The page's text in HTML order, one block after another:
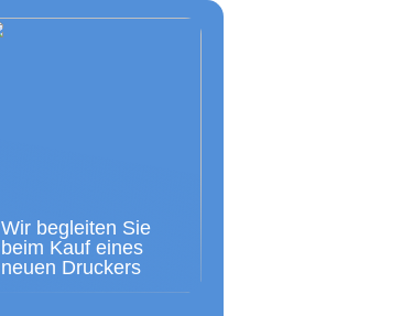
Wir begleiten Sie
beim Kauf eines
neuen Druckers